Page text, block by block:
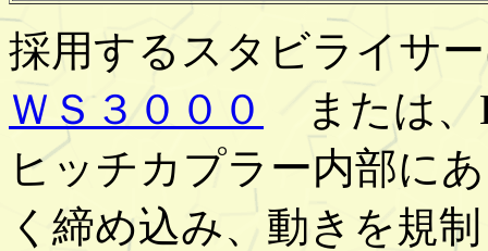
採用するスタビライサ
ＷＳ３０００
または、
ヒッチカプラー内部に
く締め込み、動きを規